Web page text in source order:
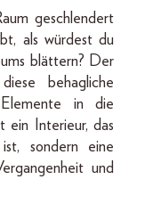
geschlendert
als würdest du
blättern? Der
behagliche
in die
ein Interieur, das
sondern eine
und